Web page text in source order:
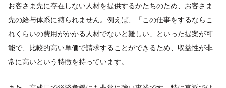
お客さま先に存在しない人材を提供するかたちのため、お客さま
先の給与体系に縛られません。例えば、「この仕事をするならこ
れくらいの費用がかかる人材でないと難しい」といった提案が可
能で、比較的高い単価で請求することができるため、収益性が非
常に高いという特徴を持っています。